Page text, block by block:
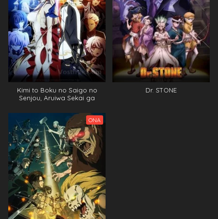
Kimi to Boku no Saigo no
Senjou, Aruiwa Sekai ga
Dr. STONE
ONA